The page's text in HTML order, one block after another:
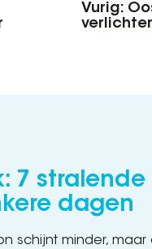
Vurig:
7 stralende
dagen
schijnt minder, maar